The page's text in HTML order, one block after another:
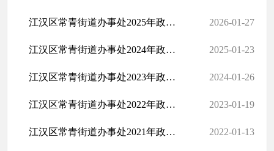
江汉区常青街道办事处2025年政府信息公开工作年度报告 2026-01-27
江汉区常青街道办事处2024年政府信息公开工作年度报告 2025-01-23
江汉区常青街道办事处2023年政府信息公开工作年度报告 2024-01-26
江汉区常青街道办事处2022年政府信息公开工作年度报告 2023-01-19
江汉区常青街道办事处2021年政府信息公开工作年度报告 2022-01-13